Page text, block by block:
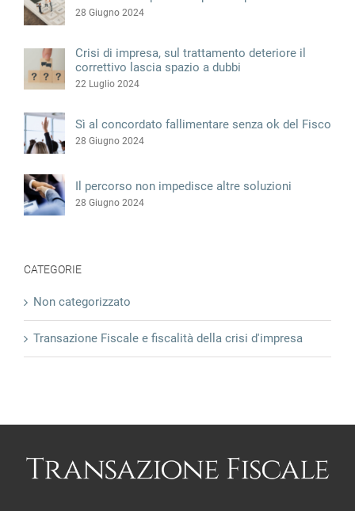
28 Giugno 2024
Crisi di impresa, sul trattamento deteriore il
correttivo lascia spazio a dubbi
22 Luglio 2024
Sì al concordato fallimentare senza ok del Fisco
28 Giugno 2024
Il percorso non impedisce altre soluzioni
28 Giugno 2024
CATEGORIE
Non categorizzato
Transazione Fiscale e fiscalità della crisi d'impresa